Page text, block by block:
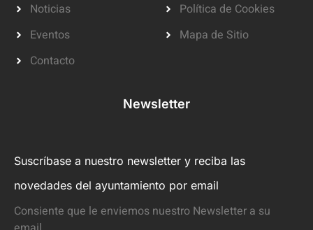
Noticias
Eventos
Contacto
Política de Cookies
Mapa de Sitio
Newsletter
Suscríbase a nuestro newsletter y reciba las
novedades del ayuntamiento por email
Consiente que le enviemos nuestro Newsletter a su